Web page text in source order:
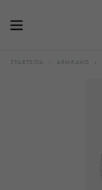
STARTSIDA ARMBAND